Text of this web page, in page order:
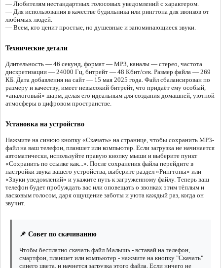
— Любителям нестандартных голосовых уведомлений с характером.
— Для использования в качестве будильника или рингтона для звонков от
любимых людей.
— Всем, кто ценит простые, но душевные и запоминающиеся звуки.
Технические детали
Длительность — 46 секунд, формат — MP3, каналы — стерео, частота
дискретизации — 24000 Гц, битрейт — 48 Кбит/сек. Размер файла — 269
КБ. Дата добавления на сайт — 15 мая 2025 года. Файл сбалансирован по
размеру и качеству, имеет невысокий битрейт, что придаёт ему особый,
«аналоговый» шарм, делая его идеальным для создания домашней, уютной
атмосферы в цифровом пространстве.
Установка на устройство
Нажмите на синюю кнопку «Скачать» на странице, чтобы сохранить MP3-
файл на ваш телефон, планшет или компьютер. Если загрузка не начинается
автоматически, используйте правую кнопку мыши и выберите пункт
«Сохранить по ссылке как...». После сохранения файла перейдите в
настройки звука вашего устройства, выберите раздел «Рингтоны» или
«Звуки уведомлений» и укажите путь к загруженному файлу. Теперь ваш
телефон будет пробуждать вас или оповещать о звонках этим тёплым и
ласковым голосом, даря ощущение заботы и уюта каждый раз, когда он
звучит.
📌 Совет по скачиванию
Чтобы бесплатно скачать файл Малышь - вставай на телефон,
смартфон, планшет или компьютер - нажмите на кнопку "Скачать"
синего цвета, и начнется загрузка этого файла. Если ничего не